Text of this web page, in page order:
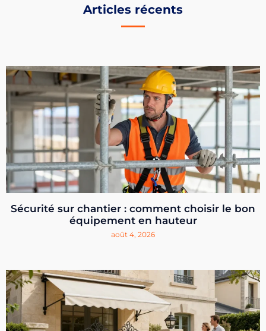
Articles récents
Sécurité sur chantier : comment choisir le bon
équipement en hauteur
août 4, 2026